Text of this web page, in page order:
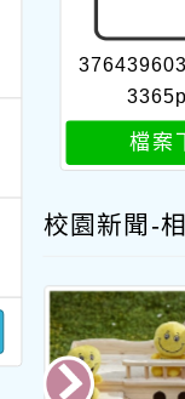
檔案
校園新聞-